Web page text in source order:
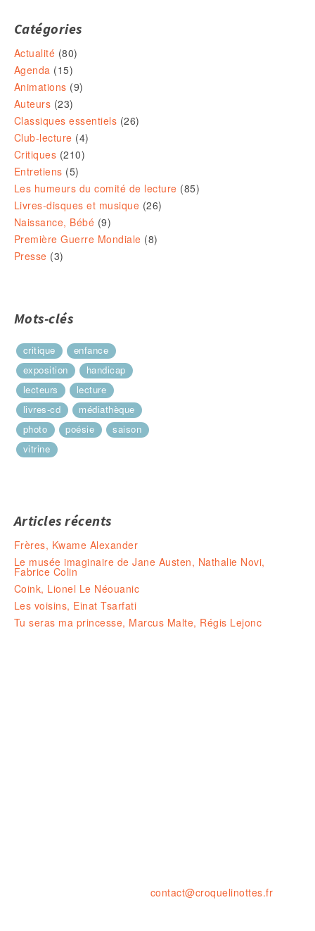
Catégories
Actualité (80)
Agenda (15)
Animations (9)
Auteurs (23)
Classiques essentiels (26)
Club-lecture (4)
Critiques (210)
Entretiens (5)
Les humeurs du comité de lecture (85)
Livres-disques et musique (26)
Naissance, Bébé (9)
Première Guerre Mondiale (8)
Presse (3)
Mots-clés
critique
enfance
exposition
handicap
lecteurs
lecture
livres-cd
médiathèque
photo
poésie
saison
vitrine
Articles récents
Frères, Kwame Alexander
Le musée imaginaire de Jane Austen, Nathalie Novi,
Fabrice Colin
Coink, Lionel Le Néouanic
Les voisins, Einat Tsarfati
Tu seras ma princesse, Marcus Malte, Régis Lejonc
contact@croquelinottes.fr